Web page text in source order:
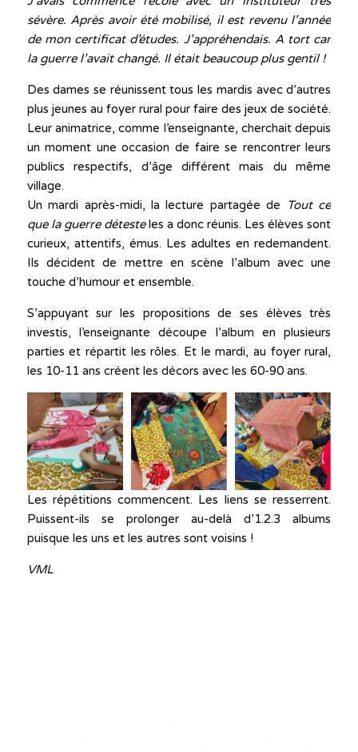
sévère. Après avoir été mobilisé, il est revenu l’année
de mon certificat d’études. J’appréhendais. A tort car
la guerre l’avait changé. Il était beaucoup plus gentil !
Des dames se réunissent tous les mardis avec d’autres
plus jeunes au foyer rural pour faire des jeux de société.
Leur animatrice, comme l’enseignante, cherchait depuis
un moment une occasion de faire se rencontrer leurs
publics respectifs, d’âge différent mais du même
village.
Un mardi après-midi, la lecture partagée de
Tout ce
que la guerre détesteles a donc réunis. Les élèves sont
curieux, attentifs, émus. Les adultes en redemandent.
Ils décident de mettre en scène l’album avec une
touche d’humour et ensemble.
S’appuyant sur les propositions de ses élèves très
investis, l’enseignante découpe l’album en plusieurs
parties et répartit les rôles. Et le mardi, au foyer rural,
les 10-11 ans créent les décors avec les 60-90 ans.
Les répétitions commencent. Les liens se resserrent.
Puissent-ils se prolonger au-delà d’1.2.3 albums
puisque les uns et les autres sont voisins !
VML